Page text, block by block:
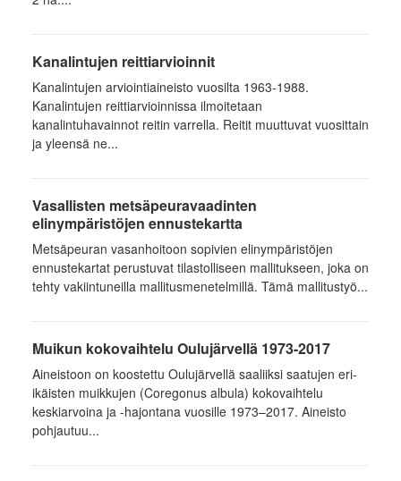
Kanalintujen reittiarvioinnit
Kanalintujen arviointiaineisto vuosilta 1963-1988.
Kanalintujen reittiarvioinnissa ilmoitetaan
kanalintuhavainnot reitin varrella. Reitit muuttuvat vuosittain
ja yleensä ne...
Vasallisten metsäpeuravaadinten
elinympäristöjen ennustekartta
Metsäpeuran vasanhoitoon sopivien elinympäristöjen
ennustekartat perustuvat tilastolliseen mallitukseen, joka on
tehty vakiintuneilla mallitusmenetelmillä. Tämä mallitustyö...
Muikun kokovaihtelu Oulujärvellä 1973-2017
Aineistoon on koostettu Oulujärvellä saaliiksi saatujen eri-
ikäisten muikkujen (Coregonus albula) kokovaihtelu
keskiarvoina ja -hajontana vuosille 1973–2017. Aineisto
pohjautuu...